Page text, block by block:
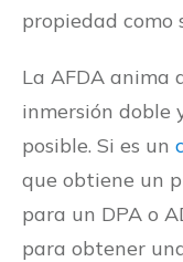
propiedad como
La AFDA anima
inmersión doble
posible. Si es un
que obtiene un
para un DPA o
para obtener